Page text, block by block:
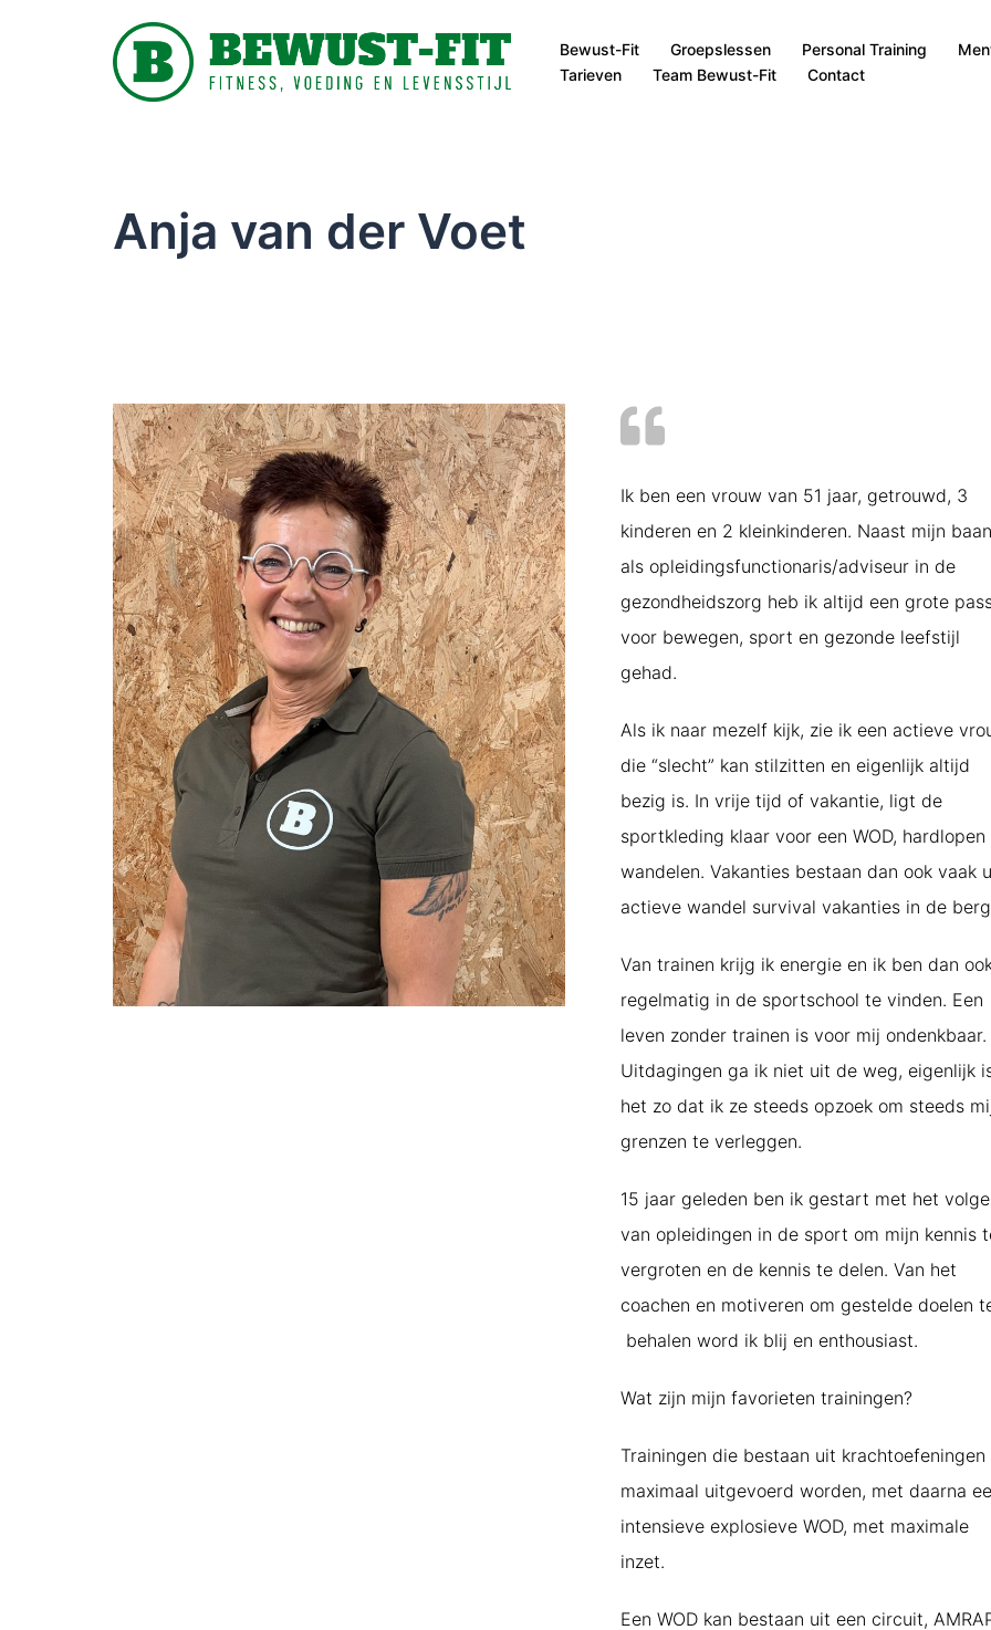
Bewust-Fit Groepslessen Personal Training
Tarieven
Team Bewust-Fit Contact
Anja van der Voet
Ik ben een vrouw van 51 jaar, getrouwd, 3
kinderen en 2 kleinkinderen. Naast mijn baan
als opleidingsfunctionaris/adviseur in de
gezondheidszorg heb ik altijd een grote
voor bewegen, sport en gezonde leefstijl
gehad.
Als ik naar mezelf kijk, zie ik een actieve
die “slecht” kan stilzitten en eigenlijk altijd
bezig is. In vrije tijd of vakantie, ligt de
sportkleding klaar voor een WOD, hardlopen
wandelen. Vakanties bestaan dan ook vaak
actieve wandel survival vakanties in de
Van trainen krijg ik energie en ik ben dan
regelmatig in de sportschool te vinden. Een
leven zonder trainen is voor mij ondenkbaar.
Uitdagingen ga ik niet uit de weg, eigenlijk
het zo dat ik ze steeds opzoek om steeds
grenzen te verleggen.
15 jaar geleden ben ik gestart met het
van opleidingen in de sport om mijn kennis
vergroten en de kennis te delen. Van het
coachen en motiveren om gestelde doelen
behalen word ik blij en enthousiast.
Wat zijn mijn favorieten trainingen?
Trainingen die bestaan uit krachtoefeningen
maximaal uitgevoerd worden, met daarna
intensieve explosieve WOD, met maximale
inzet.
Een WOD kan bestaan uit een circuit,